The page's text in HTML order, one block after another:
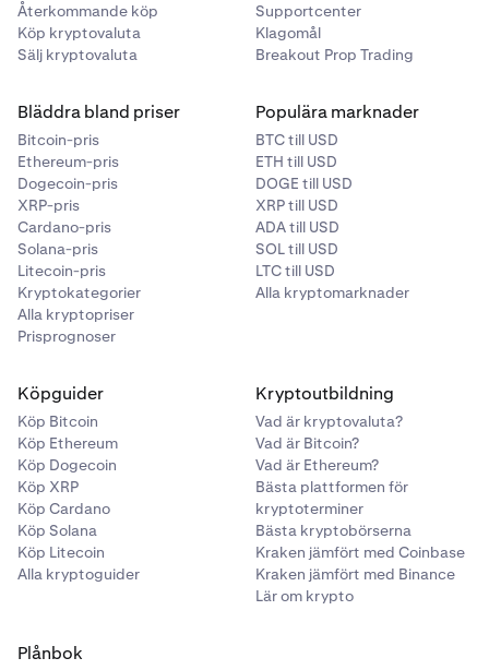
Återkommande köp
Köp kryptovaluta
Sälj kryptovaluta
Supportcenter
Klagomål
Breakout Prop Trading
Bläddra bland priser
Bitcoin-pris
Ethereum-pris
Dogecoin-pris
XRP-pris
Cardano-pris
Solana-pris
Litecoin-pris
Kryptokategorier
Alla kryptopriser
Prisprognoser
Populära marknader
BTC till USD
ETH till USD
DOGE till USD
XRP till USD
ADA till USD
SOL till USD
LTC till USD
Alla kryptomarknader
Köpguider
Köp Bitcoin
Köp Ethereum
Köp Dogecoin
Köp XRP
Köp Cardano
Köp Solana
Köp Litecoin
Alla kryptoguider
Kryptoutbildning
Vad är kryptovaluta?
Vad är Bitcoin?
Vad är Ethereum?
Bästa plattformen för
kryptoterminer
Bästa kryptobörserna
Kraken jämfört med Coinbase
Kraken jämfört med Binance
Lär om krypto
Plånbok